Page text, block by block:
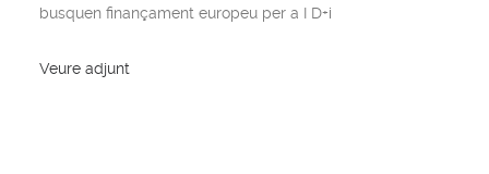
busquen finançament europeu per a I D+i
Veure adjunt